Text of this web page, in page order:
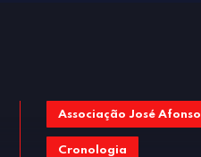
Associação José Afonso
Cronologia